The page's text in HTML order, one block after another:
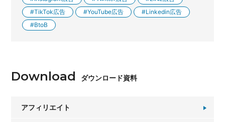
TikTok広告
YouTube広告
Linkedin広告
BtoB
Download ダウンロード資料
アフィリエイト